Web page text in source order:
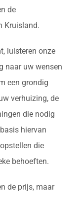
de
Kruisland.
luisteren onze
naar uw wensen
een grondig
verhuizing, de
die nodig
hiervan
die
behoeften.
de prijs, maar